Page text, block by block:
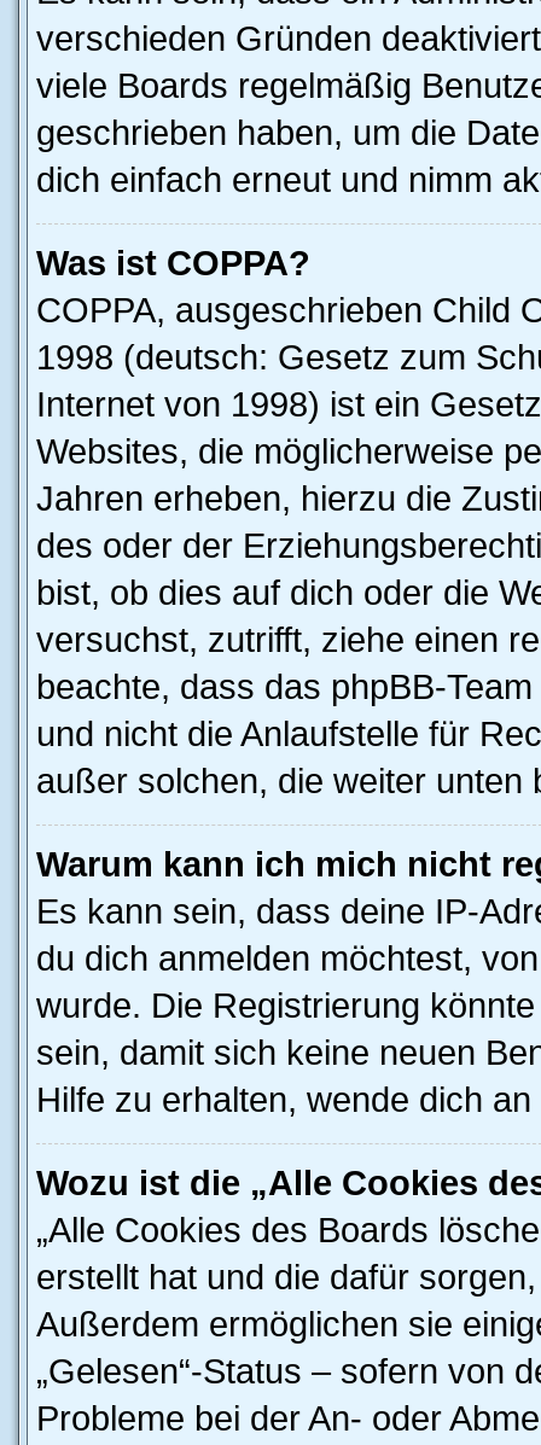
verschieden Gründen
viele Boards regelmäßig
geschrieben haben, um die
dich einfach erneut und nimm
Was ist COPPA?
COPPA, ausgeschrieben Child
1998 (deutsch: Gesetz zum
Internet von 1998) ist ein
Websites, die möglicherweise
Jahren erheben, hierzu die
des oder der
bist, ob dies auf dich oder die
versuchst, zutrifft, ziehe einen
beachte, dass das phpBB-
und nicht die Anlaufstelle für
außer solchen, die weiter unten
Warum kann ich mich nicht
Es kann sein, dass deine IP-
du dich anmelden möchtest,
wurde. Die Registrierung
sein, damit sich keine neuen
Hilfe zu erhalten, wende dich
Wozu ist die „Alle Cookies
„Alle Cookies des Boards
erstellt hat und die dafür
Außerdem ermöglichen sie
„Gelesen“-Status – sofern von
Probleme bei der An- oder